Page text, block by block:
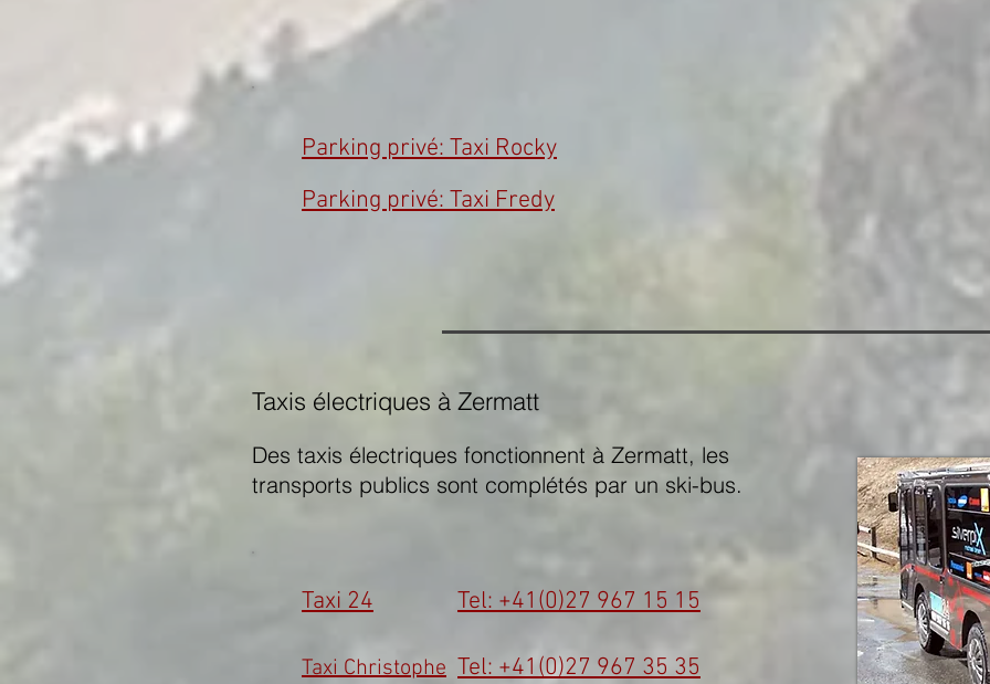
Parking privé: Taxi Rocky
Parking privé: Taxi Fredy
Taxis électriques à Zermatt
Des taxis électriques fonctionnent à Zermatt, les
transports publics sont complétés par un ski-bus.
Taxi 24 Tel: +41(0)27 967 15 15
Taxi Christophe Tel: +41(0)27 967 35 35